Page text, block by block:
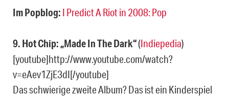
Im Popblog: I Predict A Riot in 2008: Pop
9. Hot Chip: „Made In The Dark“(Indiepedia)
[youtube]http://www.youtube.com/watch?
v=eAev1ZjE3dI[/youtube]
Das schwierige zweite Album? Das ist ein Kinderspiel